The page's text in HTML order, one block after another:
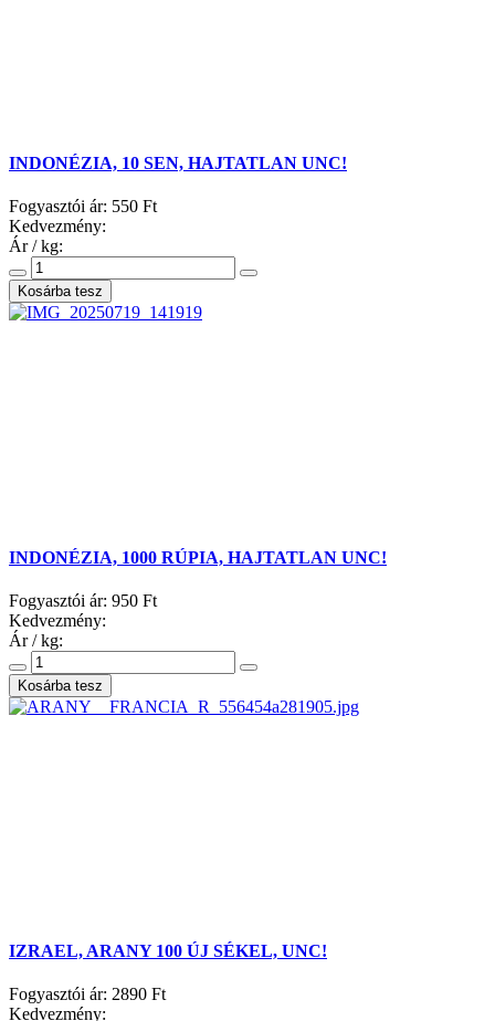
INDONÉZIA, 10 SEN, HAJTATLAN UNC!
Fogyasztói ár: 550 Ft
Kedvezmény:
Ár / kg:
INDONÉZIA, 1000 RÚPIA, HAJTATLAN UNC!
Fogyasztói ár: 950 Ft
Kedvezmény:
Ár / kg:
IZRAEL, ARANY 100 ÚJ SÉKEL, UNC!
Fogyasztói ár: 2890 Ft
Kedvezmény: